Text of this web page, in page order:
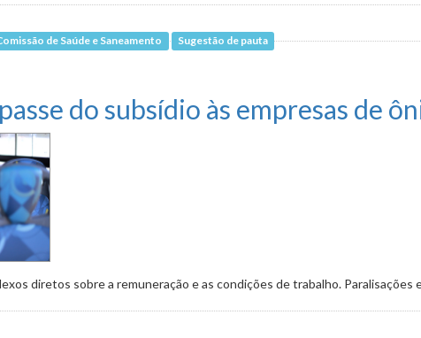
de Saúde e Saneamento Sugestão de pauta
do subsídio às empresas de
diretos sobre a remuneração e as condições de trabalho. Paralisações